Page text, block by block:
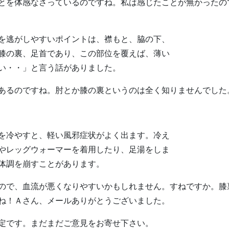
しやすいポイントは、襟もと、脇の下、
裏、足首であり、この部位を覆えば、薄い
」と言う話がありました。
のですね。肘とか膝の裏というのは全く知りませんでし
やすと、軽い風邪症状がよく出ます。冷え
ッグウォーマーを着用したり、足湯をしま
を崩すことがあります。
、血流が悪くなりやすいかもしれません。すねですか。
Ａさん、メールありがとうございました。
す。まだまだご意見をお寄せ下さい。